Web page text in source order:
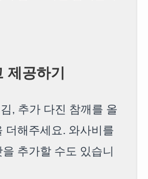
제공하기
, 추가 다진 참깨를 올
더해주세요. 와사비를
추가할 수도 있습니